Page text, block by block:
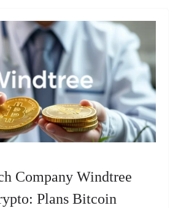
Company Windtree
Plans Bitcoin